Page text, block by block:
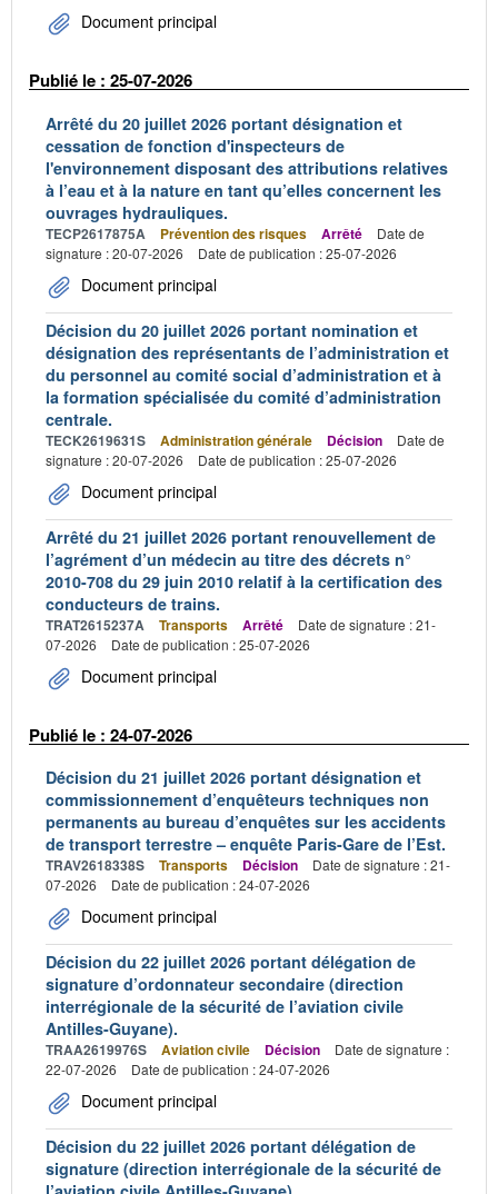
Document principal
Publié le : 25-07-2026
Arrêté du 20 juillet 2026 portant désignation et
cessation de fonction d'inspecteurs de
l'environnement disposant des attributions relatives
à l’eau et à la nature en tant qu’elles concernent les
ouvrages hydrauliques.
TECP2617875A Prévention des risques Arrêté
Date de
signature : 20-07-2026
Date de publication : 25-07-2026
Document principal
Décision du 20 juillet 2026 portant nomination et
désignation des représentants de l’administration et
du personnel au comité social d’administration et à
la formation spécialisée du comité d’administration
centrale.
TECK2619631S Administration générale Décision
Date de
signature : 20-07-2026
Date de publication : 25-07-2026
Document principal
Arrêté du 21 juillet 2026 portant renouvellement de
l’agrément d’un médecin au titre des décrets n°
2010-708 du 29 juin 2010 relatif à la certification des
conducteurs de trains.
TRAT2615237A Transports Arrêté
Date de signature : 21-
07-2026
Date de publication : 25-07-2026
Document principal
Publié le : 24-07-2026
Décision du 21 juillet 2026 portant désignation et
commissionnement d’enquêteurs techniques non
permanents au bureau d’enquêtes sur les accidents
de transport terrestre – enquête Paris-Gare de l’Est.
TRAV2618338S Transports Décision
Date de signature : 21-
07-2026
Date de publication : 24-07-2026
Document principal
Décision du 22 juillet 2026 portant délégation de
signature d’ordonnateur secondaire (direction
interrégionale de la sécurité de l’aviation civile
Antilles-Guyane).
TRAA2619976S Aviation civile Décision
Date de signature :
22-07-2026
Date de publication : 24-07-2026
Document principal
Décision du 22 juillet 2026 portant délégation de
signature (direction interrégionale de la sécurité de